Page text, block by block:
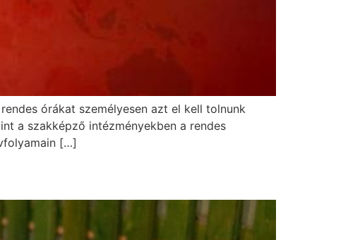
órákat személyesen azt el kell tolnunk
a szakképző intézményekben a rendes
[…]